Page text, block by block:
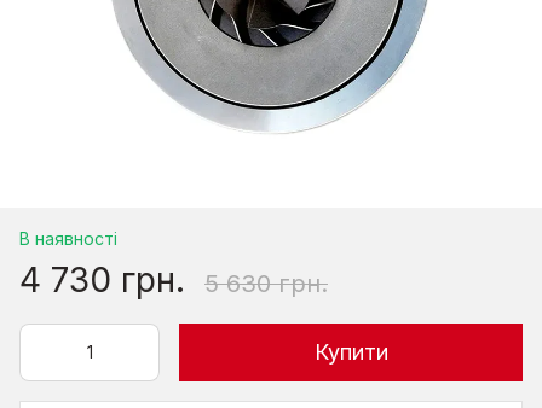
В наявності
4 730 грн. 5 630 грн.
Купити